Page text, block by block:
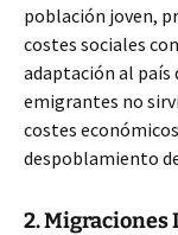
población joven,
costes sociales
adaptación al país
emigrantes no
costes
despoblamiento
2.